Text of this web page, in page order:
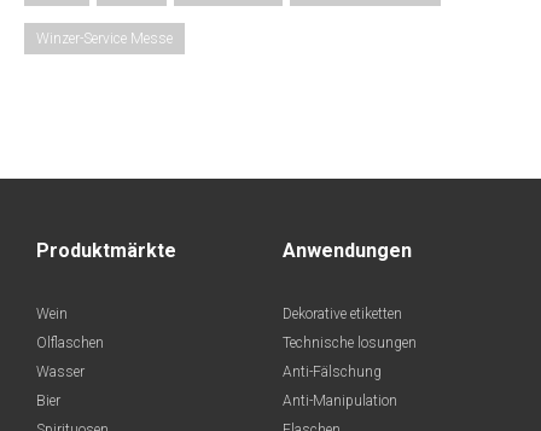
Winzer-Service Messe
Produktmärkte
Wein
Olflaschen
Wasser
Bier
Anwendungen
Dekorative etiketten
Technische losungen
Anti-Fälschung
Anti-Manipulation